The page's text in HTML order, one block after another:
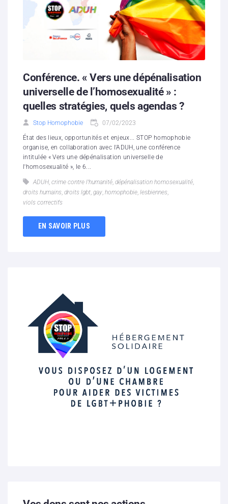
Conférence. « Vers une dépénalisation
universelle de l’homosexualité » :
quelles stratégies, quels agendas ?
Stop Homophobie 07/02/2023
État des lieux, opportunités et enjeux... STOP homophobie
organise, en collaboration avec l'ADUH, une conférence
intitulée « Vers une dépénalisation universelle de
l'homosexualité », le 6...
ADUH, crime contre l’humanité, dépénalisation homosexualité,
droits humains, droits lgbt, gay, homophobie, lesbiennes,
viols correctifs
EN SAVOIR PLUS